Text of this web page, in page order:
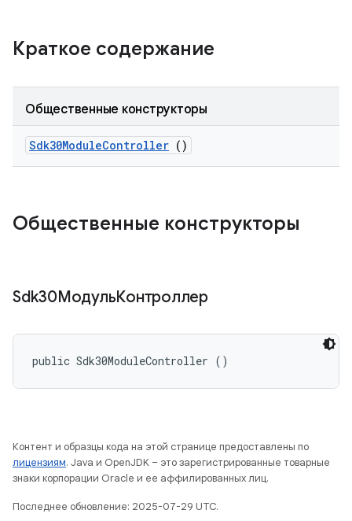
Краткое содержание
Общественные конструкторы
Sdk30ModuleController ()
Общественные конструкторы
Sdk30МодульКонтроллер
public Sdk30ModuleController ()
Контент и образцы кода на этой странице предоставлены по
лицензиям. Java и OpenJDK – это зарегистрированные товарные
знаки корпорации Oracle и ее аффилированных лиц.
Последнее обновление: 2025-07-29 UTC.